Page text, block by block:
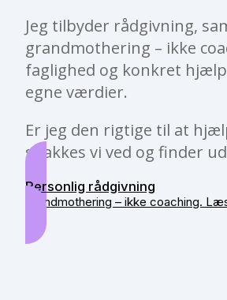
Jeg tilbyder rådgivning,
grandmothering – ikke
faglighed og konkret
egne værdier.
Er jeg den rigtige til at
snakkes vi ved og finder
Personlig rådgivning
Grandmothering – ikke coaching.